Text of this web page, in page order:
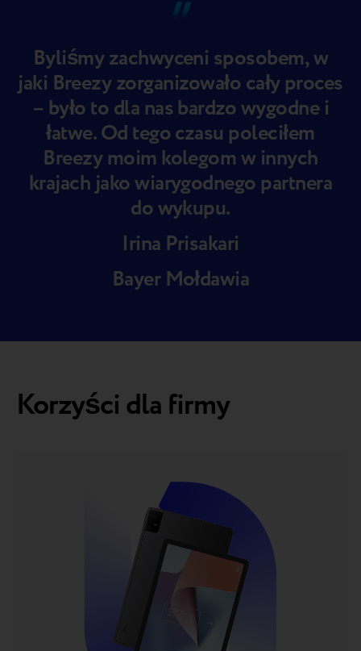
Byliśmy zachwyceni sposobem, w
jaki Breezy zorganizowało cały proces
– było to dla nas bardzo wygodne i
łatwe. Od tego czasu poleciłem
Breezy moim kolegom w innych
krajach jako wiarygodnego partnera
do wykupu.
Irina Prisakari
Bayer Mołdawia
Korzyści dla firmy